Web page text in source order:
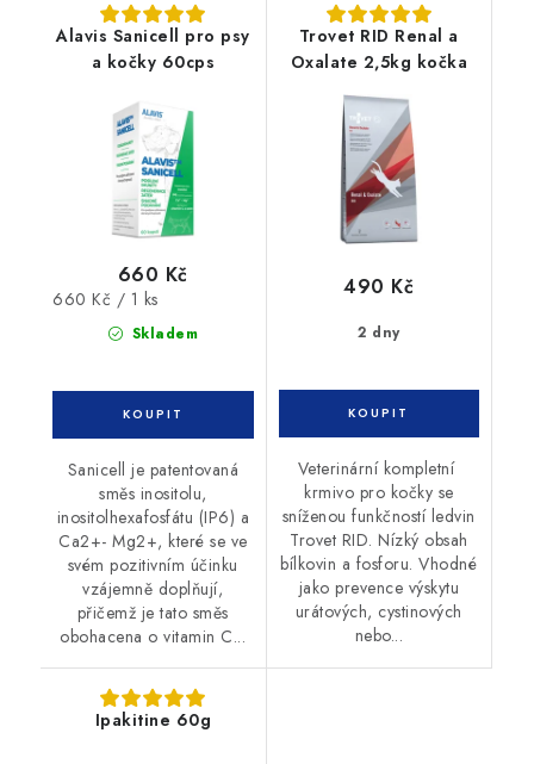
Alavis Sanicell pro psy
a kočky 60cps
Skladem
660 Kč
Měrná
660 Kč / 1 ks
Sanicell je patentovaná
směs inositolu,
inositolhexafosfátu (IP6) a
Ca2+- Mg2+, které se ve
svém pozitivním účinku
vzájemně doplňují,
přičemž je tato směs
obohacena o vitamin C...
Trovet RID Renal a
Oxalate 2,5kg kočka
2 dny
490 Kč
Veterinární kompletní
krmivo pro kočky se
sníženou funkčností ledvin
Trovet RID. Nízký obsah
bílkovin a fosforu. Vhodné
jako prevence výskytu
urátových, cystinových
nebo...
Ipakitine 60g